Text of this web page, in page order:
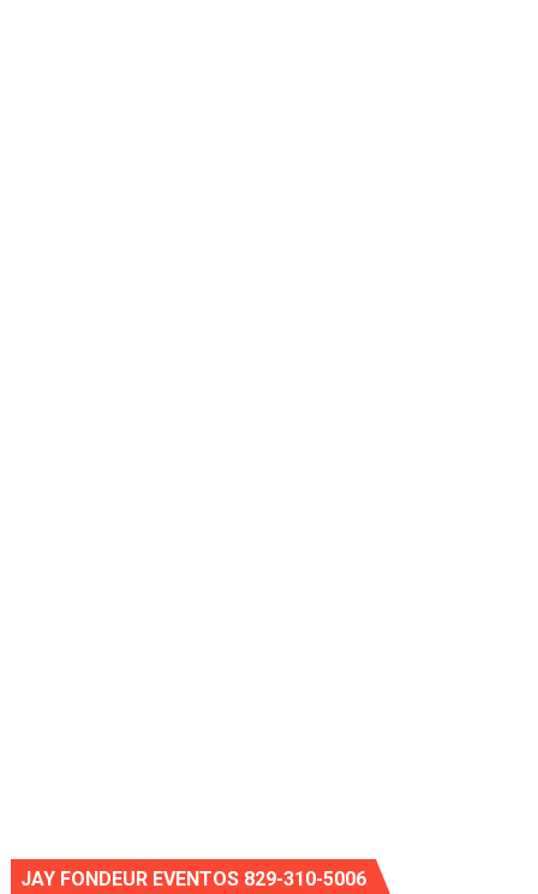
JAY FONDEUR EVENTOS 829-310-5006